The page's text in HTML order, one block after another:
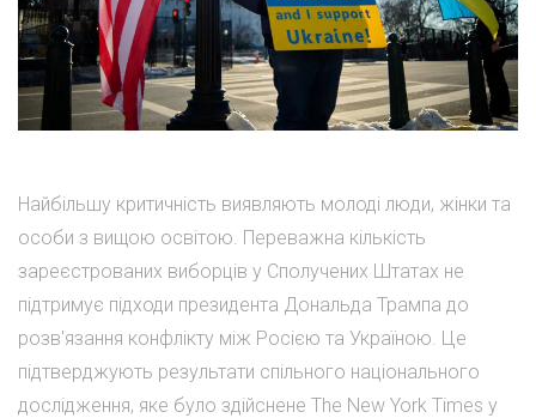
Найбільшу критичність виявляють молоді люди, жінки та
особи з вищою освітою. Переважна кількість
зареєстрованих виборців у Сполучених Штатах не
підтримує підходи президента Дональда Трампа до
розв'язання конфлікту між Росією та Україною. Це
підтверджують результати спільного національного
дослідження, яке було здійснене The New York Times у